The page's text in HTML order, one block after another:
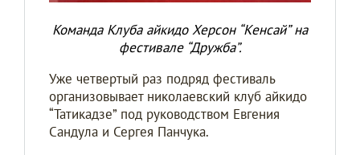
Команда Клуба айкидо Херсон “Kенсай” на
фестивале “Дружба”.
Уже четвертый раз подряд фестиваль
организовывает николаевский клуб айкидо
“Татикадзе” под руководством Евгения
Сандула и Сергея Панчука.